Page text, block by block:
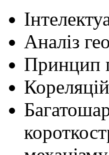
Аналіз
Принцип